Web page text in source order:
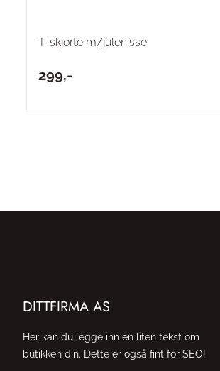
T-skjorte m/julenisse
299,-
DITTFIRMA AS
Her kan du legge inn en liten tekst om
butikken din. Dette er også fint for SEO!